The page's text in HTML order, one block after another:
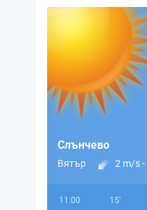
Слънчево
Вятър 2 m/s -
11:00 15'